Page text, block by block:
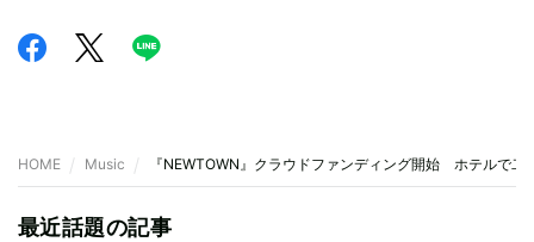
HOME Music 『NEWTOWN』クラウドファンディング開始 ホテルで二
最近話題の記事